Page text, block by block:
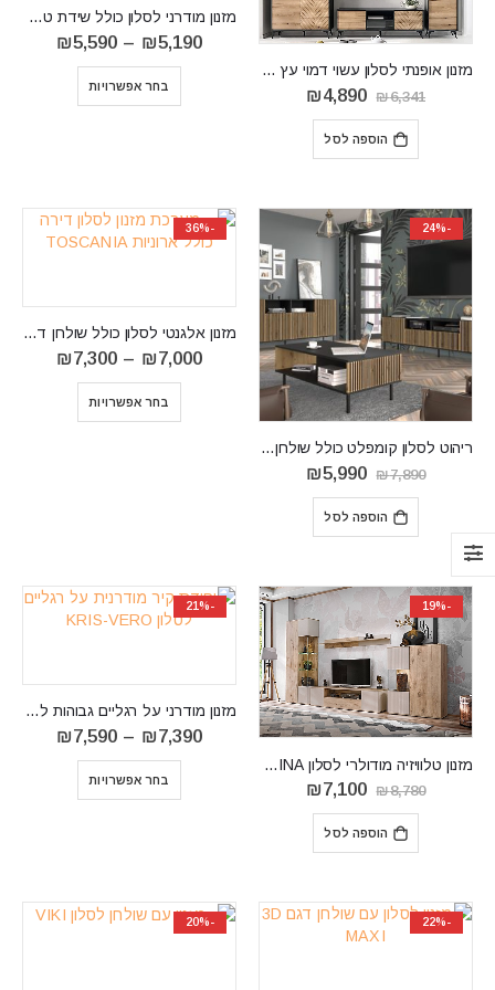
‏מזנון ‏אופנתי לסלון עשוי דמוי עץ עם מסגרת שחורה Diamond
₪6,341
המחיר
המקורי
היה:
₪6,341.
₪4,890
הוספה לסל
מזנון מודרני לסלון כולל שידת טלוויזיה PRIMO
₪5,190
–
₪5,590
בחר אפשרויות
-24%
ריהוט לסלון קומפלט כולל שולחן דגם RAVENNA
₪7,890
המחיר
המקורי
היה:
₪7,890.
₪5,990
הוספה לסל
-36%
מזנון אלגנטי לסלון כולל שולחן דגם TOSCANIA
₪7,000
–
₪7,300
בחר אפשרויות
-19%
מזנון טלוויזיה מודולרי לסלון CATALINA
₪8,780
המחיר
היה:
₪8,780.
₪7,100
הוספה לסל
-21%
מזנון מודרני על רגליים גבוהות לסלון KRIS-VERO
₪7,390
–
₪7,590
בחר אפשרויות
-22%
-20%